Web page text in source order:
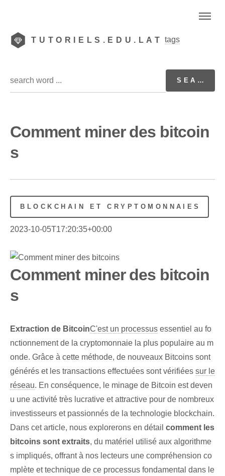
TUTORIELS.EDU.LAT tags
Comment miner des bitcoin
s
BLOCKCHAIN ET CRYPTOMONNAIES
2023-10-05T17:20:35+00:00
Comment miner des bitcoin
s
Extraction de BitcoinC'est un processus essentiel au fo
nctionnement de la cryptomonnaie la plus populaire au m
onde. Grâce à cette méthode, de nouveaux Bitcoins sont
générés et les transactions effectuées sont vérifiées sur le
réseau. En conséquence, le minage de Bitcoin est deven
u une activité très lucrative et attractive pour de nombreux
investisseurs et passionnés de la technologie blockchain.
Dans cet article, nous explorerons en détail comment les
bitcoins sont extraits, du matériel utilisé aux ‌algorithme
s impliqués, offrant à nos lecteurs une compréhension co
mplète et technique ⁢de ce‌ processus fondamental dans le